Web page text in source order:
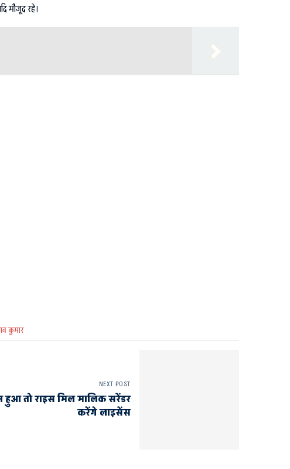
मौजूद रहे।
कुमार
NEXT POST
हुआ तो राइस मिल मालिक सरेंडर
करेंगे लाइसेंस